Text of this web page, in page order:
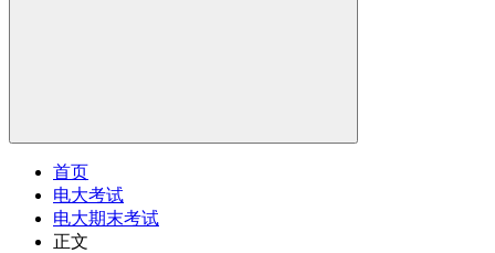
首页
电大考试
电大期末考试
正文